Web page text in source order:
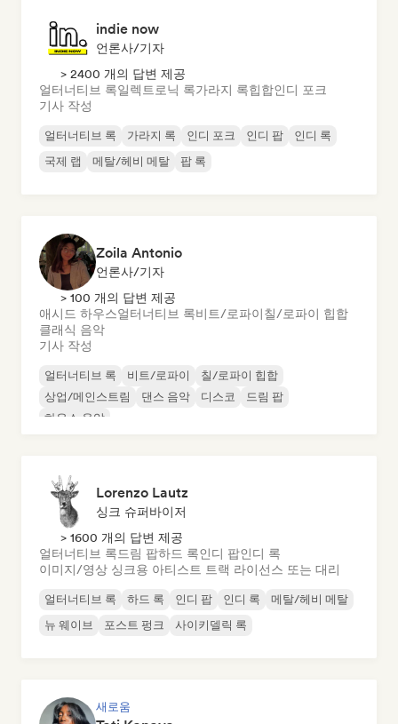
indie now
언론사/기자
> 2400 개의 답변 제공
얼터너티브 록일렉트로닉 록가라지 록힙합인디 포크
기사 작성
얼터너티브 록 가라지 록 인디 포크 인디 팝
인디 록
국제 랩
메탈/헤비 메탈 팝 록
Zoila Antonio
언론사/기자
> 100 개의 답변 제공
애시드 하우스얼터너티브 록비트/로파이칠/로파이 힙합
클래식 음악
기사 작성
얼터너티브 록 비트/로파이
칠/로파이 힙합
상업/메인스트림
댄스 음악 디스코
드림 팝
하우스 음악
Lorenzo Lautz
싱크 슈퍼바이저
> 1600 개의 답변 제공
얼터너티브 록드림 팝하드 록인디 팝인디 록
이미지/영상 싱크용 아티스트 트랙 라이선스 또는 대리
얼터너티브 록 하드 록 인디 팝 인디 록
메탈/헤비 메탈
뉴 웨이브
포스트 펑크 사이키델릭 록
새로움